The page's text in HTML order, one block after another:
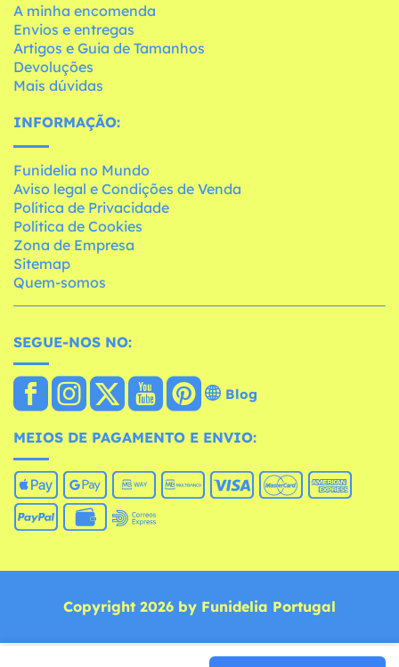
A minha encomenda
Envios e entregas
Artigos e Guia de Tamanhos
Devoluções
Mais dúvidas
INFORMAÇÃO:
Funidelia no Mundo
Aviso legal e Condições de Venda
Política de Privacidade
Política de Cookies
Zona de Empresa
Sitemap
Quem-somos
SEGUE-NOS NO:
Blog
MEIOS DE PAGAMENTO E ENVIO:
Copyright 2026 by Funidelia Portugal